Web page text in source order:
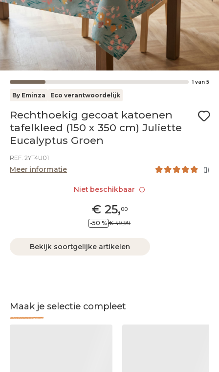
1 van 5
By Eminza Eco verantwoordelijk
Rechthoekig gecoat katoenen
tafelkleed (150 x 350 cm) Juliette
Eucalyptus Groen
REF. 2YT4U01
Meer informatie (1)
€ 25,00
-50 % € 49,99
Bekijk soortgelijke artikelen
Maak je selectie compleet